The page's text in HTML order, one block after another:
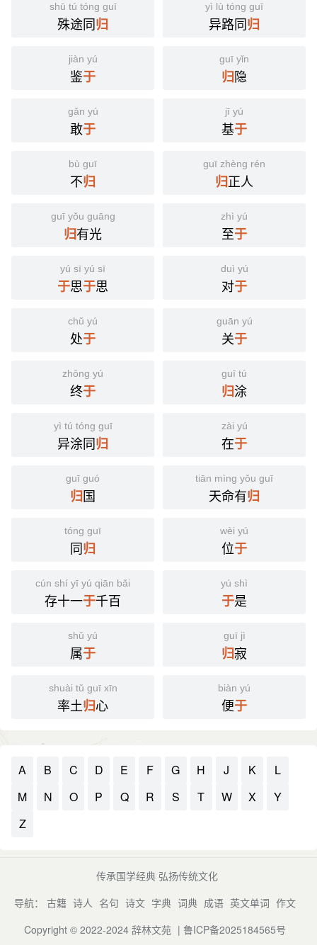
shū tú tóng guī
殊途同归
yì lù tóng guī
异路同归
jiàn yú
鉴于
guī yǐn
归隐
gǎn yú
敢于
jī yú
基于
bù guī
不归
guī zhèng rén
归正人
guī yǒu guāng
归有光
zhì yú
至于
yú sī yú sī
于思于思
duì yú
对于
chǔ yú
处于
guān yú
关于
zhōng yú
终于
guī tú
归涂
yì tú tóng guī
异涂同归
zài yú
在于
guī guó
归国
tiān mìng yǒu guī
天命有归
tóng guī
同归
wèi yú
位于
cún shí yī yú qiān bǎi
存十一于千百
yú shì
于是
shǔ yú
属于
guī jì
归寂
shuài tǔ guī xīn
率土归心
biàn yú
便于
A B C D E F G H J K
L
M
N O P Q R S T W X
Y
Z
传承国学经典 弘扬传统文化
导航： 古籍 诗人 名句 诗文 字典 词典 成语 英文单词 作文
Copyright © 2022-2024 辞林文苑 | 鲁ICP备2025184565号